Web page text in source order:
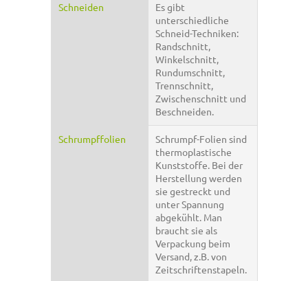
Schneiden
Es gibt
unterschiedliche
Schneid-Techniken:
Randschnitt,
Winkelschnitt,
Rundumschnitt,
Trennschnitt,
Zwischenschnitt und
Beschneiden.
Schrumpffolien
Schrumpf-Folien sind
thermoplastische
Kunststoffe. Bei der
Herstellung werden
sie gestreckt und
unter Spannung
abgekühlt. Man
braucht sie als
Verpackung beim
Versand, z.B. von
Zeitschriftenstapeln.